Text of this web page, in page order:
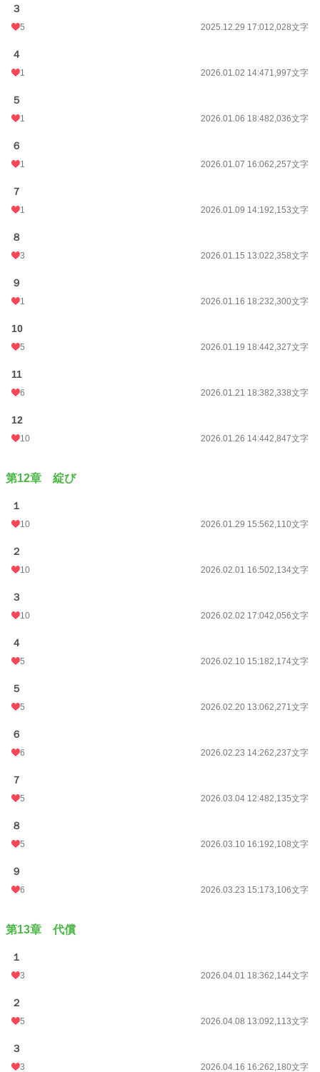
３
5 2025.12.29 17:012,028文字
４
1 2026.01.02 14:471,997文字
５
1 2026.01.06 18:482,036文字
６
1 2026.01.07 16:062,257文字
７
1 2026.01.09 14:192,153文字
８
3 2026.01.15 13:022,358文字
９
1 2026.01.16 18:232,300文字
10
5 2026.01.19 18:442,327文字
11
6 2026.01.21 18:382,338文字
12
10 2026.01.26 14:442,847文字
第12章 綻び
１
10 2026.01.29 15:562,110文字
２
10 2026.02.01 16:502,134文字
３
10 2026.02.02 17:042,056文字
４
5 2026.02.10 15:182,174文字
５
5 2026.02.20 13:062,271文字
６
6 2026.02.23 14:262,237文字
７
5 2026.03.04 12:482,135文字
８
5 2026.03.10 16:192,108文字
９
6 2026.03.23 15:173,106文字
第13章 代償
１
3 2026.04.01 18:362,144文字
２
5 2026.04.08 13:092,113文字
３
3 2026.04.16 16:262,180文字